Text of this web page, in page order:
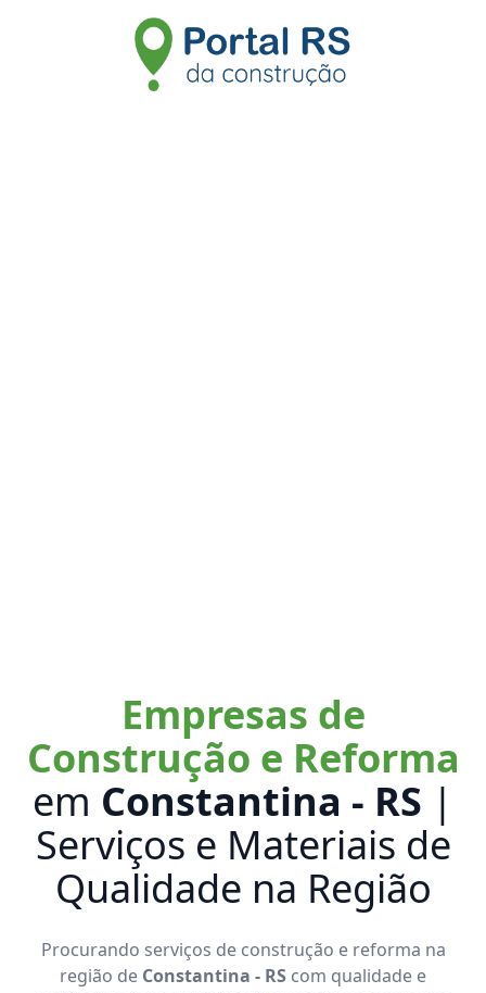
Empresas de
Construção e Reforma
em Constantina - RS |
Serviços e Materiais de
Qualidade na Região
Procurando serviços de construção e reforma na
região de Constantina - RS com qualidade e